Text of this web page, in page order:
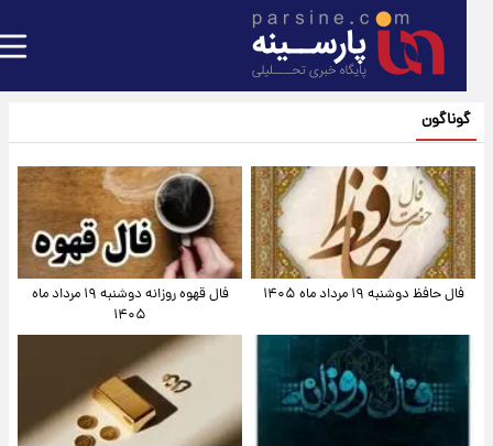
گوناگون
فال حافظ دوشنبه ۱۹ مرداد ماه ۱۴۰۵
فال قهوه روزانه دوشنبه ۱۹ مرداد ماه
۱۴۰۵